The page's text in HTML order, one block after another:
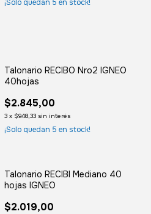
¡Solo quedan 5 en stock!
Talonario RECIBO Nro2 IGNEO
40hojas
$2.845,00
3 x $948,33 sin interés
¡Solo quedan 5 en stock!
Talonario RECIBI Mediano 40
hojas IGNEO
$2.019,00